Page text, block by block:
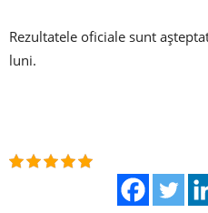
Rezultatele oficiale sunt
luni.